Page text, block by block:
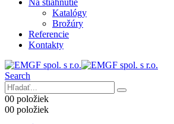
Na stiahnutie
Katalógy
Brožúry
Referencie
Kontakty
Search
00 položiek
00 položiek